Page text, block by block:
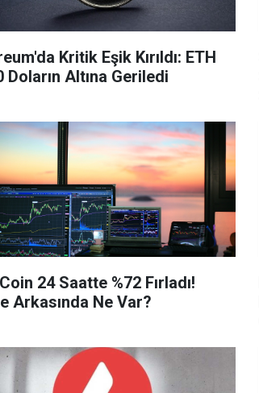
Kritik Eşik Kırıldı: ETH
Doların Altına Geriledi
24 Saatte %72 Fırladı!
Arkasında Ne Var?